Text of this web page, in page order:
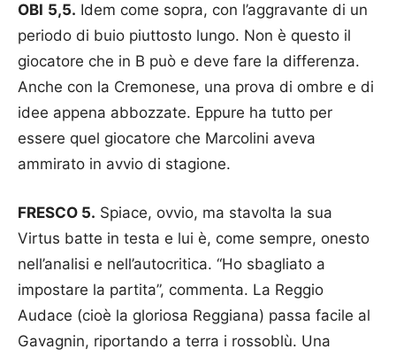
OBI 5,5. Idem come sopra, con l’aggravante di un
periodo di buio piuttosto lungo. Non è questo il
giocatore che in B può e deve fare la differenza.
Anche con la Cremonese, una prova di ombre e di
idee appena abbozzate. Eppure ha tutto per
essere quel giocatore che Marcolini aveva
ammirato in avvio di stagione.
FRESCO 5. Spiace, ovvio, ma stavolta la sua
Virtus batte in testa e lui è, come sempre, onesto
nell’analisi e nell’autocritica. “Ho sbagliato a
impostare la partita”, commenta. La Reggio
Audace (cioè la gloriosa Reggiana) passa facile al
Gavagnin, riportando a terra i rossoblù. Una